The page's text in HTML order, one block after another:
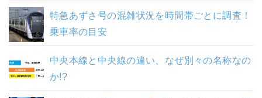
特急あずさ号の混雑状況を時間帯ごとに調査！
乗車率の目安
中央本線と中央線の違い、なぜ別々の名称なの
か!?